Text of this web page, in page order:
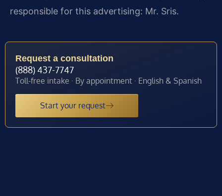
responsible for this advertising: Mr. Sris.
Request a consultation
(888) 437-7747
Toll-free intake · By appointment · English & Spanish
Start your request